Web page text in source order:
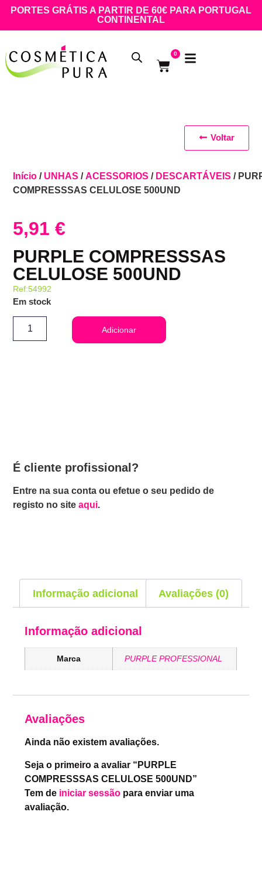
PORTES GRÁTIS A PARTIR DE 60€ PARA PORTUGAL
CONTINENTAL
0
Início / UNHAS /ACESSORIOS / DESCARTÁVEIS /
COMPRESSSAS CELULOSE 500UND
5,91€
PURPLE COMPRESSSAS
CELULOSE 500UND
Ref:54992
Em stock
Adicionar
É cliente profissional?
Entre na sua conta ou efetue o seu pedido de
registo no siteaqui.
Voltar
Informação adicional Avaliações (0)
Informação adicional
Marca PURPLE PROFESSIONAL
Avaliações
Ainda não existem avaliações.
Seja o primeiro a avaliar “PURPLE
COMPRESSSAS CELULOSE 500UND”
Tem de iniciar sessão para enviar uma
avaliação.